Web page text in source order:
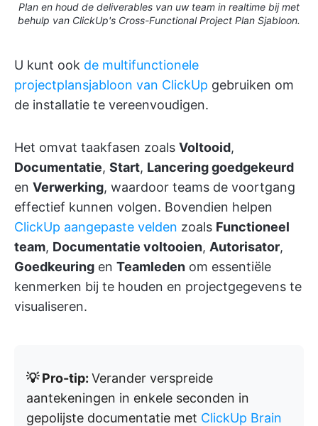
Plan en houd de deliverables van uw team in realtime bij met
behulp van ClickUp's Cross-Functional Project Plan Sjabloon.
U kunt ook de multifunctionele
projectplansjabloon van ClickUp gebruiken om
de installatie te vereenvoudigen.
Het omvat taakfasen zoals Voltooid,
Documentatie, Start, Lancering goedgekeurd
en Verwerking, waardoor teams de voortgang
effectief kunnen volgen. Bovendien helpen
ClickUp aangepaste velden zoals Functioneel
team, Documentatie voltooien, Autorisator,
Goedkeuring en Teamleden om essentiële
kenmerken bij te houden en projectgegevens te
visualiseren.
💡 Pro-tip: Verander verspreide
aantekeningen in enkele seconden in
gepolijste documentatie met ClickUp Brain